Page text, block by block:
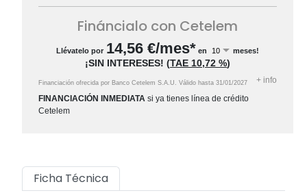
Fináncialo con Cetelem
Llévatelo por 14,56 €/mes* en meses!
¡SIN INTERESES! (TAE 10,72 %)
Financiación ofrecida por Banco Cetelem S.A.U. Válido hasta 31/01/2027 + info
FINANCIACIÓN INMEDIATA si ya tienes línea de crédito
Cetelem
Ficha Técnica